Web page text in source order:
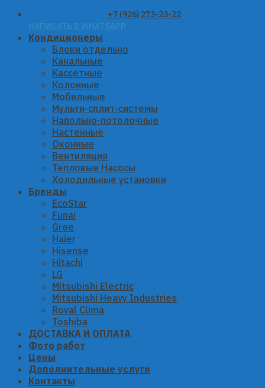
+7 (926) 273-23-22
НАПИСАТЬ В WHATSAPP
Кондиционеры
Блоки отдельно
Канальные
Кассетные
Колонные
Мобильные
Мульти-сплит-системы
Напольно-потолочные
Настенные
Оконные
Вентиляция
Тепловые Насосы
Холодильные установки
Бренды
EcoStar
Funai
Gree
Haier
Hisense
Hitachi
LG
Mitsubishi Electric
Mitsubishi Heavy Industries
Royal Clima
Toshiba
ДОСТАВКА И ОПЛАТА
Фото работ
Цены
Дополнительные услуги
Контакты